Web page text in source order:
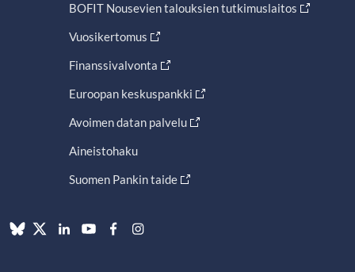
BOFIT Nousevien talouksien tutkimuslaitos
Vuosikertomus
Finanssivalvonta
Euroopan keskuspankki
Avoimen datan palvelu
Aineistohaku
Suomen Pankin taide